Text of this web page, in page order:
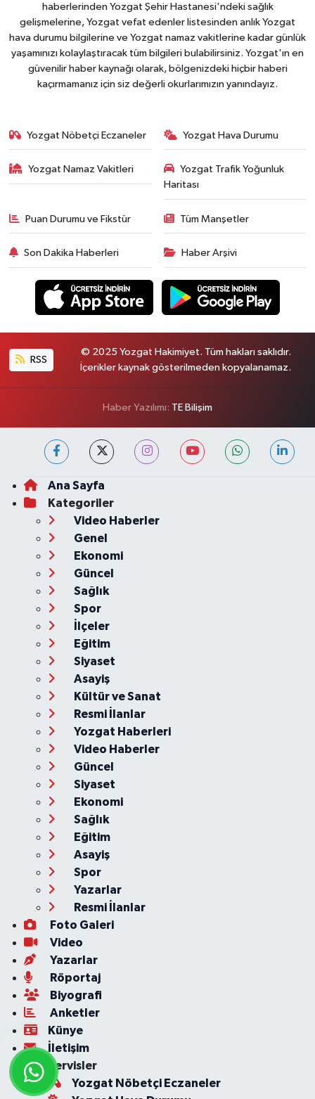
haberlerinden Yozgat Şehir Hastanesi'ndeki sağlık
gelişmelerine, Yozgat vefat edenler listesinden anlık Yozgat
hava durumu bilgilerine ve Yozgat namaz vakitlerine kadar günlük
yaşamınızı kolaylaştıracak tüm bilgileri bulabilirsiniz. Yozgat'ın en
güvenilir haber kaynağı olarak, bölgenizdeki hiçbir haberi
kaçırmamanız için siz değerli okurlarımızın yanındayız.
Yozgat Nöbetçi Eczaneler Yozgat Hava Durumu
Yozgat Namaz Vakitleri
Yozgat Trafik Yoğunluk
Haritası
Puan Durumu ve Fikstür Tüm Manşetler
Son Dakika Haberleri Haber Arşivi
RSS
© 2025 Yozgat Hakimiyet. Tüm hakları saklıdır.
İçerikler kaynak gösterilmeden kopyalanamaz.
Haber Yazılımı: TE Bilişim
Ana Sayfa
Kategoriler
Video Haberler
Genel
Ekonomi
Güncel
Sağlık
Spor
İlçeler
Eğitim
Siyaset
Asayiş
Kültür ve Sanat
Resmi İlanlar
Yozgat Haberleri
Video Haberler
Güncel
Siyaset
Ekonomi
Sağlık
Eğitim
Asayiş
Spor
Yazarlar
Resmi İlanlar
Foto Galeri
Video
Yazarlar
Röportaj
Biyografi
Anketler
Künye
İletişim
Servisler
Yozgat Nöbetçi Eczaneler